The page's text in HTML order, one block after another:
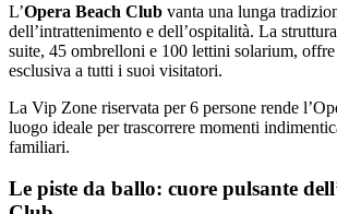
L’Opera Beach Club vanta una lunga
dell’intrattenimento e dell’ospitalità. La
suite, 45 ombrelloni e 100 lettini solarium, offre
esclusiva a tutti i suoi visitatori.
La Vip Zone riservata per 6 persone rende
luogo ideale per trascorrere momenti
familiari.
Le piste da ballo: cuore pulsante